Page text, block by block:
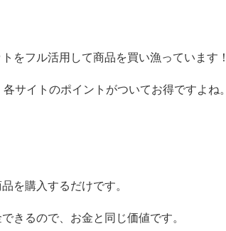
をフル活用して商品を買い漁っています！
サイトのポイントがついてお得ですよね。
を購入するだけです。
きるので、お金と同じ価値です。